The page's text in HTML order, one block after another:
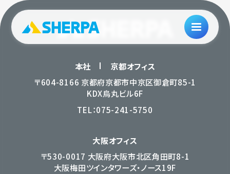
本社
京都オフィス
〒604-8166 京都府京都市中京区御倉町85-1
KDX烏丸ビル6F
TEL：075-241-5750
大阪オフィス
〒530-0017 大阪府大阪市北区角田町8-1
大阪梅田ツインタワーズ・ノース19F